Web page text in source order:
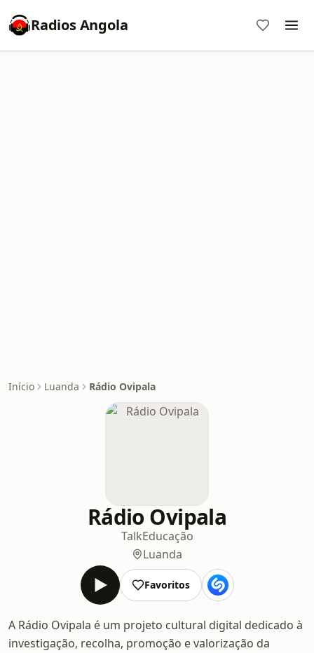
Radios Angola
Início Luanda Rádio Ovipala
Rádio Ovipala
TalkEducação
Luanda
Favoritos
A Rádio Ovipala é um projeto cultural digital dedicado à
investigação, recolha, promoção e valorização da